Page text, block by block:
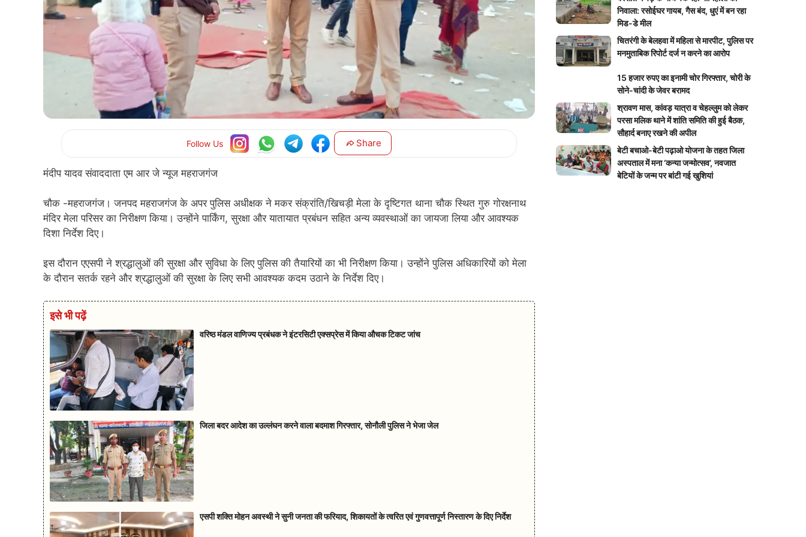
Follow Us Share
मंदीप यादव संवाददाता एम आर जे न्यूज महराजगंज
चौक -महराजगंज। जनपद महराजगंज के अपर पुलिस अधीक्षक ने मकर संक्रांति/खिचड़ी मेला के दृष्टिगत थाना चौक स्थित गुरु गोरक्षनाथ
मंदिर मेला परिसर का निरीक्षण किया। उन्होंने पार्किंग, सुरक्षा और यातायात प्रबंधन सहित अन्य व्यवस्थाओं का जायजा लिया और आवश्यक
दिशा निर्देश दिए।
इस दौरान एएसपी ने श्रद्धालुओं की सुरक्षा और सुविधा के लिए पुलिस की तैयारियों का भी निरीक्षण किया। उन्होंने पुलिस अधिकारियों को मेला
के दौरान सतर्क रहने और श्रद्धालुओं की सुरक्षा के लिए सभी आवश्यक कदम उठाने के निर्देश दिए।
इसे भी पढ़ें
वरिष्ठ मंडल वाणिज्य प्रबंधक ने इंटरसिटी एक्सप्रेस में किया औचक टिकट जांच
जिला बदर आदेश का उल्लंघन करने वाला बदमाश गिरफ्तार, सोनौली पुलिस ने भेजा जेल
एसपी शक्ति मोहन अवस्थी ने सुनी जनता की फरियाद, शिकायतों के त्वरित एवं गुणवत्तापूर्ण निस्तारण के दिए निर्देश
निवाला: रसोईघर गायब, गैस बंद, धुएं में बन रहा
मिड-डे मील
चितरंगी के बेलहवा में महिला से मारपीट, पुलिस पर
मनमुताबिक रिपोर्ट दर्ज न करने का आरोप
15 हजार रुपए का इनामी चोर गिरफ्तार, चोरी के
सोने-चांदी के जेवर बरामद
श्रावण मास, कांवड़ यात्रा व चेहल्लुम को लेकर
परसा मलिक थाने में शांति समिति की हुई बैठक,
सौहार्द बनाए रखने की अपील
बेटी बचाओ-बेटी पढ़ाओ योजना के तहत जिला
अस्पताल में मना ‘कन्या जन्मोत्सव’, नवजात
बेटियों के जन्म पर बांटी गई खुशियां